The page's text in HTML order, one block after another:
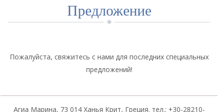
Предложение
Пожалуйста, свяжитесь с нами для последних специальных
предложений!
Агиа Марина, 73 014 Ханья Крит, Греция. тел.: +30-28210-